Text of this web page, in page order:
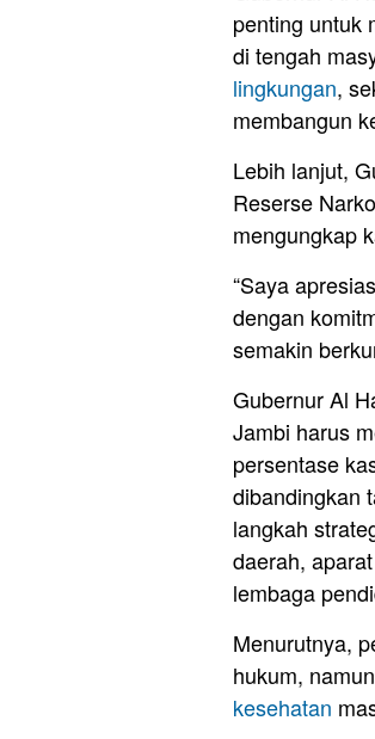
penting untuk
di tengah
lingkungan,
membangun
Lebih lanjut,
Reserse
mengungkap
“Saya
dengan
semakin
Gubernur Al
Jambi harus
persentase
dibandingkan
langkah
daerah,
lembaga
Menurutnya,
hukum,
kesehatan